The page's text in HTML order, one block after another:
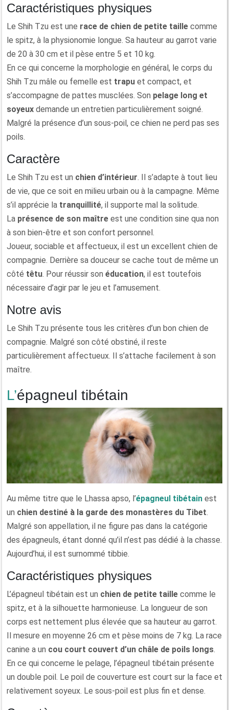
Caractéristiques physiques
Le Shih Tzu est une race de chien de petite taille comme
le spitz, à la physionomie longue. Sa hauteur au garrot varie
de 20 à 30 cm et il pèse entre 5 et 10 kg.
En ce qui concerne la morphologie en général, le corps du
Shih Tzu mâle ou femelle est trapu et compact, et
s’accompagne de pattes musclées. Son pelage long et
soyeux demande un entretien particulièrement soigné.
Malgré la présence d’un sous-poil, ce chien ne perd pas ses
poils.
Caractère
Le Shih Tzu est un chien d’intérieur. Il s’adapte à tout lieu
de vie, que ce soit en milieu urbain ou à la campagne. Même
s’il apprécie la tranquillité, il supporte mal la solitude.
La présence de son maître est une condition sine qua non
à son bien-être et son confort personnel.
Joueur, sociable et affectueux, il est un excellent chien de
compagnie. Derrière sa douceur se cache tout de même un
côté têtu. Pour réussir son éducation, il est toutefois
nécessaire d’agir par le jeu et l’amusement.
Notre avis
Le Shih Tzu présente tous les critères d’un bon chien de
compagnie. Malgré son côté obstiné, il reste
particulièrement affectueux. Il s’attache facilement à son
maître.
L’épagneul tibétain
Au même titre que le Lhassa apso, l’épagneul tibétain est
un chien destiné à la garde des monastères du Tibet.
Malgré son appellation, il ne figure pas dans la catégorie
des épagneuls, étant donné qu’il n’est pas dédié à la chasse.
Aujourd’hui, il est surnommé tibbie.
Caractéristiques physiques
L’épagneul tibétain est un chien de petite taille comme le
spitz, et à la silhouette harmonieuse. La longueur de son
corps est nettement plus élevée que sa hauteur au garrot.
Il mesure en moyenne 26 cm et pèse moins de 7 kg. La race
canine a un cou court couvert d’un châle de poils longs.
En ce qui concerne le pelage, l’épagneul tibétain présente
un double poil. Le poil de couverture est court sur la face et
relativement soyeux. Le sous-poil est plus fin et dense.